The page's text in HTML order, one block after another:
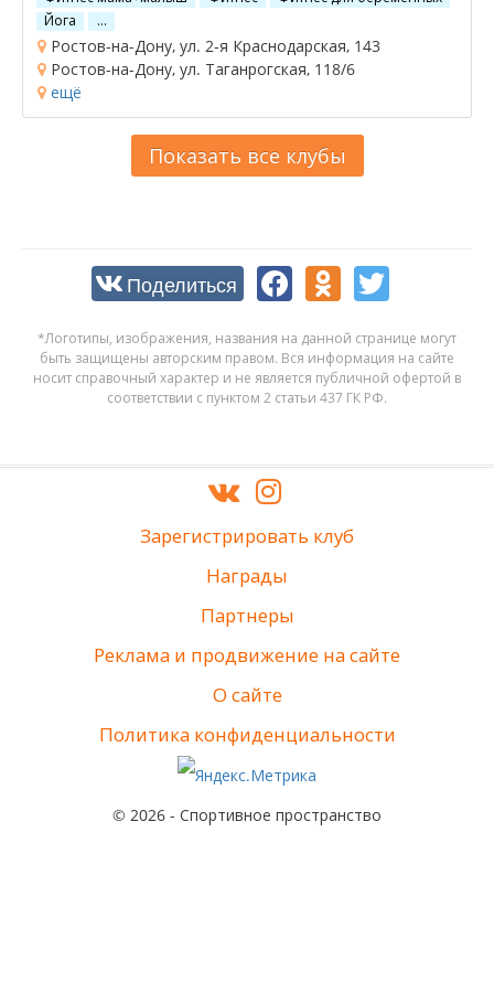
Йога
…
Ростов-на-Дону, ул. 2-я Краснодарская, 143
Ростов-на-Дону, ул. Таганрогская, 118/6
ещё
Показать все клубы
Поделиться
*Логотипы, изображения, названия на данной странице могут
быть защищены авторским правом. Вся информация на сайте
носит справочный характер и не является публичной офертой в
соответствии с пунктом 2 статьи 437 ГК РФ.
Зарегистрировать клуб
Награды
Партнеры
Реклама и продвижение на сайте
О сайте
Политика конфиденциальности
© 2026 - Спортивное пространство